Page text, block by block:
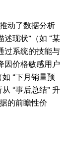
动了数据分析
述现状”（如 “某
过系统的技能与
因价格敏感用户
“下月销量预
“事后总结” 升
的前瞻性价